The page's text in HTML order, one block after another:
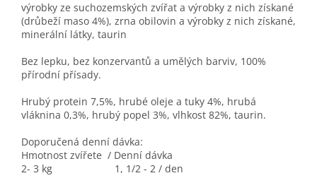
výrobky ze suchozemských zvířat a výrobky z nich získané
(drůbeží maso 4%), zrna obilovin a výrobky z nich získané,
minerální látky, taurin
Bez lepku, bez konzervantů a umělých barviv, 100%
přírodní přísady.
Hrubý protein 7,5%, hrubé oleje a tuky 4%, hrubá
vláknina 0,3%, hrubý popel 3%, vlhkost 82%, taurin.
Doporučená denní dávka:
Hmotnost zvířete / Denní dávka
2- 3 kg 1, 1/2 - 2 / den